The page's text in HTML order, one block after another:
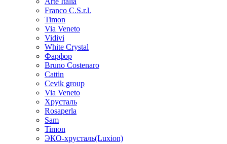
Franco C.S.r.l.
Timon
Via Veneto
Vidivi
White Crystal
Фарфор
Bruno Costenaro
Cattin
Cevik group
Via Veneto
Хрусталь
Rosaperla
Sam
Timon
ЭКО-хрусталь(Luxion)